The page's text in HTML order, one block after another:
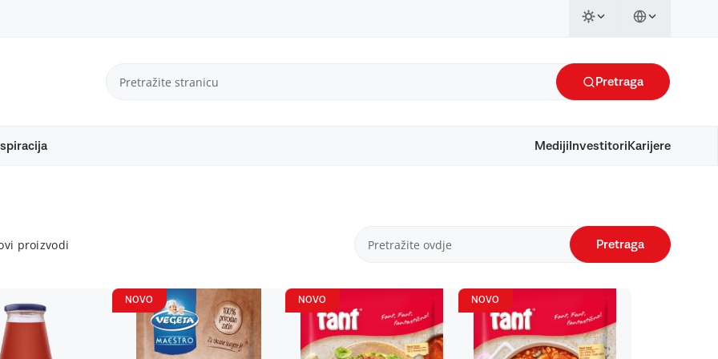
Pretraga
Mediji Investitori Karijere
proizvodi Pretraga
NOVO NOVO NOVO